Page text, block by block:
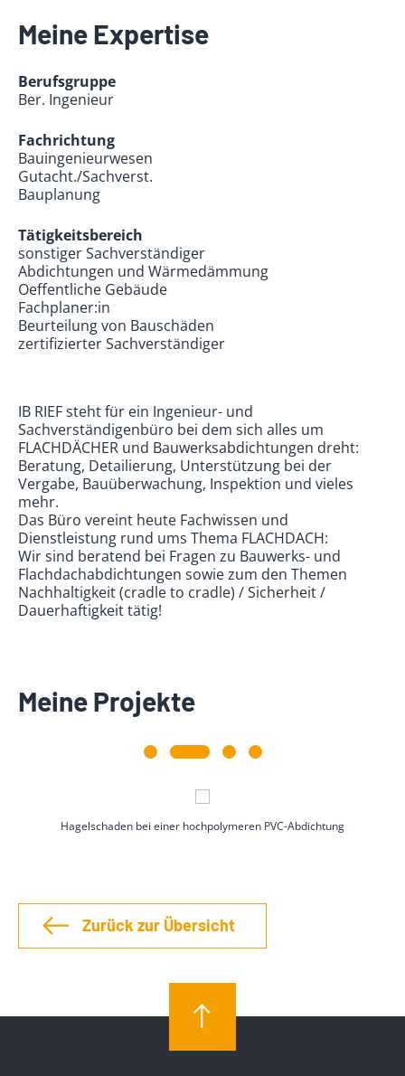
Meine Expertise
Berufsgruppe
Ber. Ingenieur
Fachrichtung
Bauingenieurwesen
Gutacht./Sachverst.
Bauplanung
Tätigkeitsbereich
sonstiger Sachverständiger
Abdichtungen und Wärmedämmung
Oeffentliche Gebäude
Fachplaner:in
Beurteilung von Bauschäden
zertifizierter Sachverständiger
IB RIEF steht für ein Ingenieur- und
Sachverständigenbüro bei dem sich alles um
FLACHDÄCHER und Bauwerksabdichtungen dreht:
Beratung, Detailierung, Unterstützung bei der
Vergabe, Bauüberwachung, Inspektion und vieles
mehr.
Das Büro vereint heute Fachwissen und
Dienstleistung rund ums Thema FLACHDACH:
Wir sind beratend bei Fragen zu Bauwerks- und
Flachdachabdichtungen sowie zum den Themen
Nachhaltigkeit (cradle to cradle) / Sicherheit /
Dauerhaftigkeit tätig!
Meine Projekte
Hagelschaden bei einer hochpolymeren PVC-Abdichtung
Zurück zur Übersicht